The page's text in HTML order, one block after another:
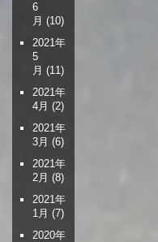
6
月 (10)
2021年
5
月 (11)
2021年
4月 (2)
2021年
3月 (6)
2021年
2月 (8)
2021年
1月 (7)
2020年